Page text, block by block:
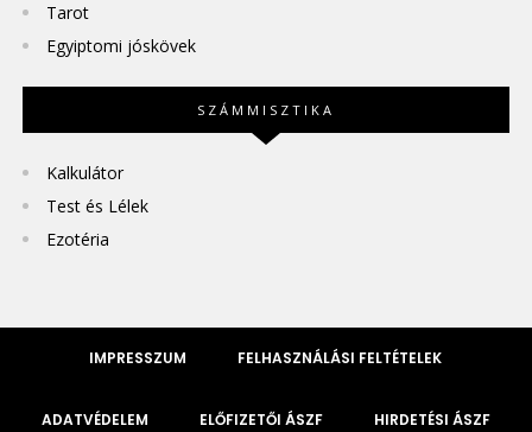
Tarot
Egyiptomi jóskövek
SZÁMMISZTIKA
Kalkulátor
Test és Lélek
Ezotéria
IMPRESSZUM FELHASZNÁLÁSI FELTÉTELEK
ADATVÉDELEM ELŐFIZETŐI ÁSZF HIRDETÉSI ÁSZF